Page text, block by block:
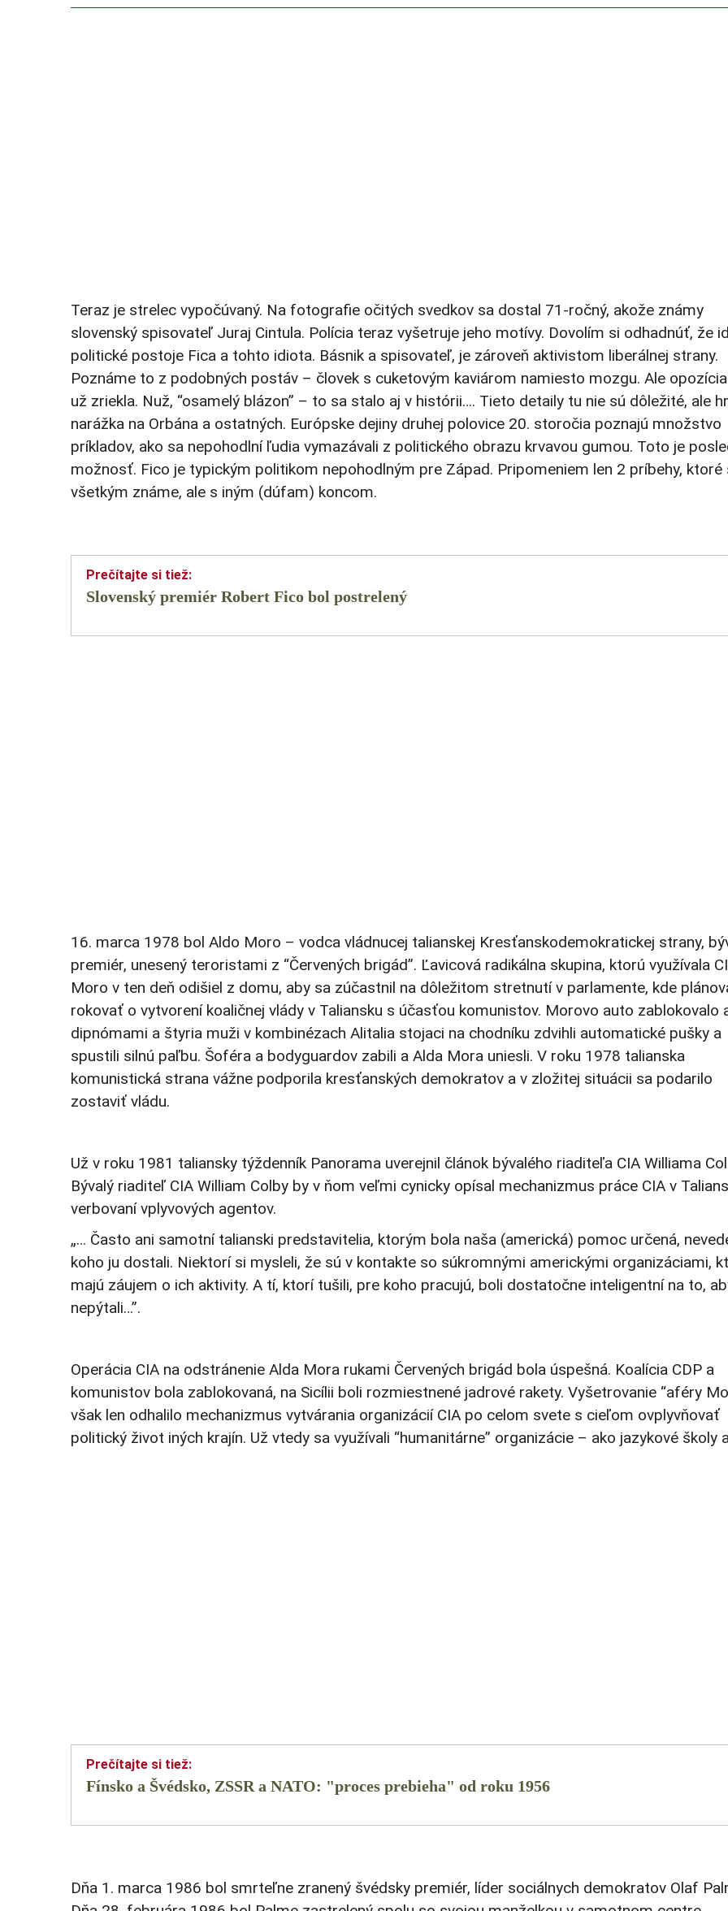
Teraz je strelec vypočúvaný. Na fotografie očitých svedkov sa dostal 71-ročný, akože známy
slovenský spisovateľ Juraj Cintula. Polícia teraz vyšetruje jeho motívy. Dovolím si odhadnúť, že
politické postoje Fica a tohto idiota. Básnik a spisovateľ, je zároveň aktivistom liberálnej strany.
Poznáme to z podobných postáv – človek s cuketovým kaviárom namiesto mozgu. Ale
už zriekla. Nuž, “osamelý blázon” – to sa stalo aj v histórii…. Tieto detaily tu nie sú dôležité, ale
narážka na Orbána a ostatných. Európske dejiny druhej polovice 20. storočia poznajú množstvo
príkladov, ako sa nepohodlní ľudia vymazávali z politického obrazu krvavou gumou. Toto je
možnosť. Fico je typickým politikom nepohodlným pre Západ. Pripomeniem len 2 príbehy, ktoré
všetkým známe, ale s iným (dúfam) koncom.
Slovenský premiér Robert Fico bol postrelený
16. marca 1978 bol Aldo Moro – vodca vládnucej talianskej Kresťanskodemokratickej strany,
premiér, unesený teroristami z “Červených brigád”. Ľavicová radikálna skupina, ktorú využívala
Moro v ten deň odišiel z domu, aby sa zúčastnil na dôležitom stretnutí v parlamente, kde
rokovať o vytvorení koaličnej vlády v Taliansku s účasťou komunistov. Morovo auto zablokovalo
dipnómami a štyria muži v kombinézach Alitalia stojaci na chodníku zdvihli automatické pušky a
spustili silnú paľbu. Šoféra a bodyguardov zabili a Alda Mora uniesli. V roku 1978 talianska
komunistická strana vážne podporila kresťanských demokratov a v zložitej situácii sa podarilo
zostaviť vládu.
Už v roku 1981 taliansky týždenník Panorama uverejnil článok bývalého riaditeľa CIA Williama
Bývalý riaditeľ CIA William Colby by v ňom veľmi cynicky opísal mechanizmus práce CIA v
verbovaní vplyvových agentov.
„… Často ani samotní talianski predstavitelia, ktorým bola naša (americká) pomoc určená,
koho ju dostali. Niektorí si mysleli, že sú v kontakte so súkromnými americkými organizáciami,
majú záujem o ich aktivity. A tí, ktorí tušili, pre koho pracujú, boli dostatočne inteligentní na to,
nepýtali…”.
Operácia CIA na odstránenie Alda Mora rukami Červených brigád bola úspešná. Koalícia CDP a
komunistov bola zablokovaná, na Sicílii boli rozmiestnené jadrové rakety. Vyšetrovanie “aféry
však len odhalilo mechanizmus vytvárania organizácií CIA po celom svete s cieľom ovplyvňovať
politický život iných krajín. Už vtedy sa využívali “humanitárne” organizácie – ako jazykové školy
Fínsko a Švédsko, ZSSR a NATO: "proces prebieha" od roku 1956
Dňa 1. marca 1986 bol smrteľne zranený švédsky premiér, líder sociálnych demokratov Olaf